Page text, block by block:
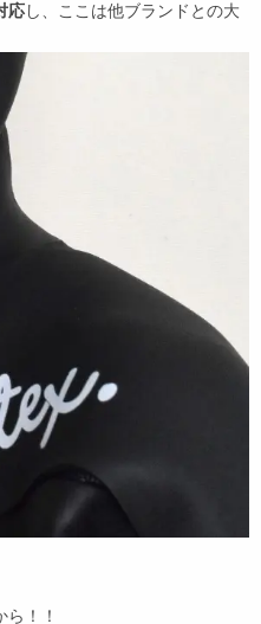
応し、ここは他ブランドとの大
！！